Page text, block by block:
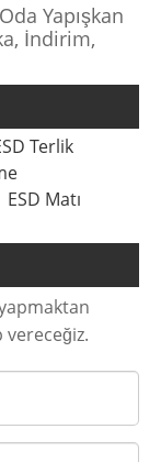
Yapışkan
İndirim,
Terlik
ESD Matı
vereceğiz.